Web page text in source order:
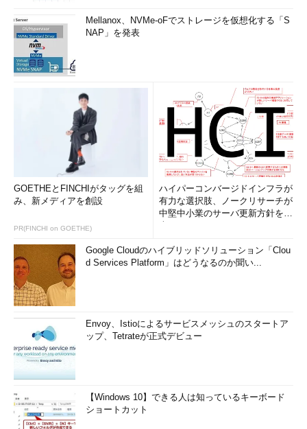
Mellanox、NVMe-oFでストレージを仮想化する「S
NAP」を発表
GOETHEとFINCHIがタッグを組
み、新メディアを創設
PR(FINCHI on GOETHE)
ハイパーコンバージドインフラが
有力な選択肢、ノークリサーチが
中堅中小業のサーバ更新方針を調
Google Cloudのハイブリッドソリューション「Clou
d Services Platform」はどうなるのか聞い...
Envoy、Istioによるサービスメッシュのスタートア
ップ、Tetrateが正式デビュー
【Windows 10】できる人は知っているキーボード
ショートカット